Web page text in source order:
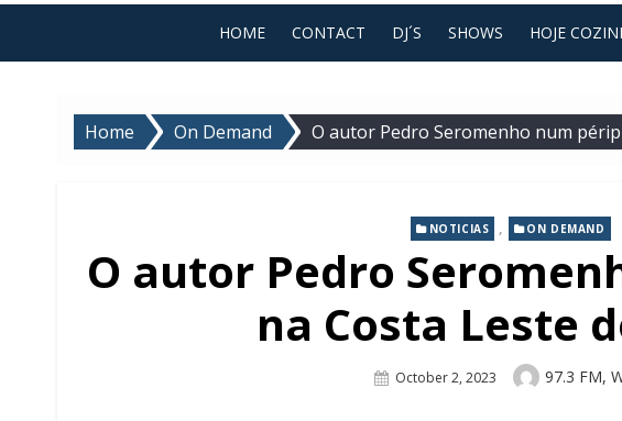
HOME CONTACT DJ´S SHOWS HOJE
Home On Demand O autor Pedro Seromenho num
NOTICIAS , ON DEMAND
O autor Pedro
na Costa Leste
Posted
October 2, 2023 Author
97.3 FM,